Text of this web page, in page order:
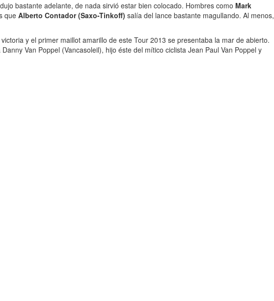
bastante adelante, de nada sirvió estar bien colocado. Hombres como Mark
que Alberto Contador (Saxo-Tinkoff) salía del lance bastante magullando. Al menos,
y el primer maillot amarillo de este Tour 2013 se presentaba la mar de abierto.
Van Poppel (Vancasoleil), hijo éste del mítico ciclista Jean Paul Van Poppel y